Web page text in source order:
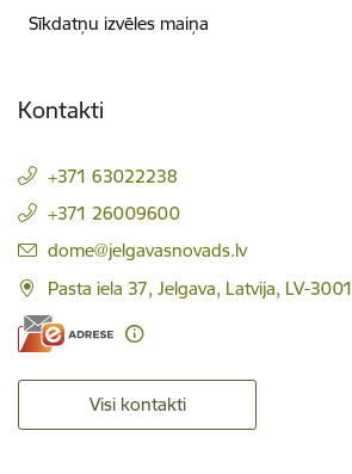
Sīkdatņu izvēles maiņa
Kontakti
+371 63022238
+371 26009600
E-pasts:
dome@jelgavasnovads.lv
Pasta iela 37, Jelgava, Latvija, LV-3001
Visi kontakti